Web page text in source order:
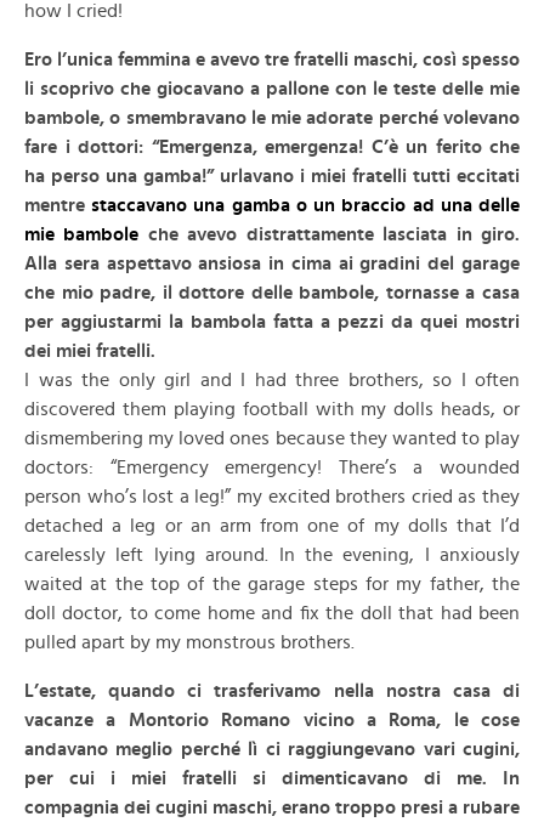
how I cried!
Ero l’unica femmina e avevo tre fratelli maschi, così spesso
li scoprivo che giocavano a pallone con le teste delle mie
bambole, o smembravano le mie adorate perché volevano
fare i dottori: “Emergenza, emergenza! C’è un ferito che
ha perso una gamba!” urlavano i miei fratelli tutti eccitati
mentre staccavano una gamba o un braccio ad una delle
mie bambole che avevo distrattamente lasciata in giro.
Alla sera aspettavo ansiosa in cima ai gradini del garage
che mio padre, il dottore delle bambole, tornasse a casa
per aggiustarmi la bambola fatta a pezzi da quei mostri
dei miei fratelli.
I was the only girl and I had three brothers, so I often
discovered them playing football with my dolls heads, or
dismembering my loved ones because they wanted to play
doctors: “Emergency emergency! There’s a wounded
person who’s lost a leg!” my excited brothers cried as they
detached a leg or an arm from one of my dolls that I’d
carelessly left lying around. In the evening, I anxiously
waited at the top of the garage steps for my father, the
doll doctor, to come home and fix the doll that had been
pulled apart by my monstrous brothers.
L’estate, quando ci trasferivamo nell anostra casa di
vacanze a Montorio Romano vicino a Roma, le cose
andavano meglio perché lì ci raggiungevano vari cugini,
per cui i miei fratelli si dimenticavano di me. In
compagnia dei cugini maschi, erano troppo presi a rubare